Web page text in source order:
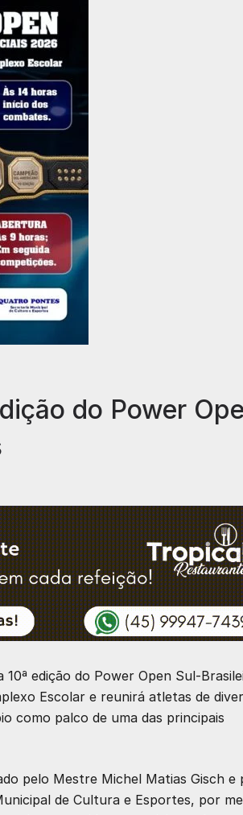
do Power
10ª edição do Power Open Sul-
Escolar e reunirá atletas de
como palco de uma das principais
pelo Mestre Michel Matias Gisch e
de Cultura e Esportes, por